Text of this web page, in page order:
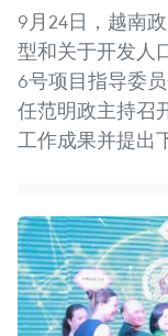
9月24日，越南
型和关于开发人
6号项目指导委
任范明政主持召
工作成果并提出